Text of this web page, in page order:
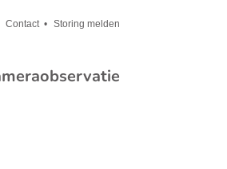
Contact Storing melden